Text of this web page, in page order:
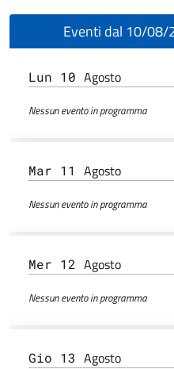
Eventi dal 10/
Lun 10 Agosto
Nessun evento in programma
Mar 11 Agosto
Nessun evento in programma
Mer 12 Agosto
Nessun evento in programma
Gio 13 Agosto